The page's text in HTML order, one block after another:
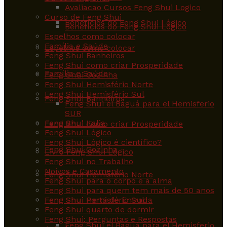
Benefícios do Feng Shui Lógico
Espelhos como colocar
Família e Saúde
Feng Shui Banheiros
Feng Shui como criar Prosperidade
Feng Shui Cozinha
Feng Shui Hemisfério Norte
Feng Shui Hemisfério Sul
Avaliacao Cursos Feng Shui Logico
Curso de Feng Shui
Benefícios do Feng Shui Lógico
Espelhos como colocar
Família e Saúde
Feng Shui Banheiros
Feng Shui como criar Prosperidade
Feng Shui Cozinha
Feng Shui Hemisfério Norte
Feng Shui Hemisfério Sul
Feng Shui el Baguá para el Hemisferio
SUR
Feng Shui Italia
Feng Shui Lógico
Feng Shui Lógico é científico?
Livro Feng Shui Lógico
Feng Shui no Trabalho
Noivos e Casamento
Feng Shui para o corpo e a alma
Feng Shui para quem tem mais de 50 anos
Feng Shui Porta de Entrada
Feng Shui quarto de dormir
Feng Shui: Perguntas e Respostas